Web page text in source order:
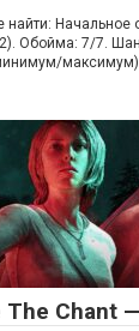
найти: Начальное
Обойма: 7/7.
Chant